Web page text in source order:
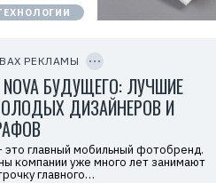
РЕКЛАМЫ
т
О
О
О
«
х
к
I
NOVA БУДУЩЕГО: ЛУЧШИЕ
ДИЗАЙНЕРОВ И
это главный мобильный фотобренд.
компании уже много лет занимают
главного…